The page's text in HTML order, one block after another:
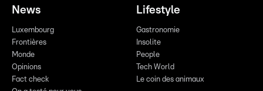
News
Luxembourg
Frontières
Monde
Opinions
Fact check
Lifestyle
Gastronomie
Insolite
People
Tech World
Le coin des animaux